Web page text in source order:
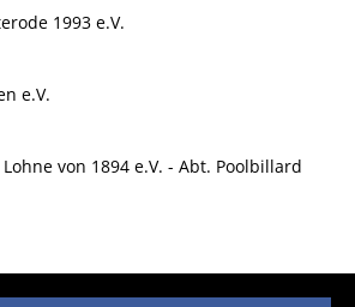
1993 e.V.
e.V.
von 1894 e.V. - Abt. Poolbillard